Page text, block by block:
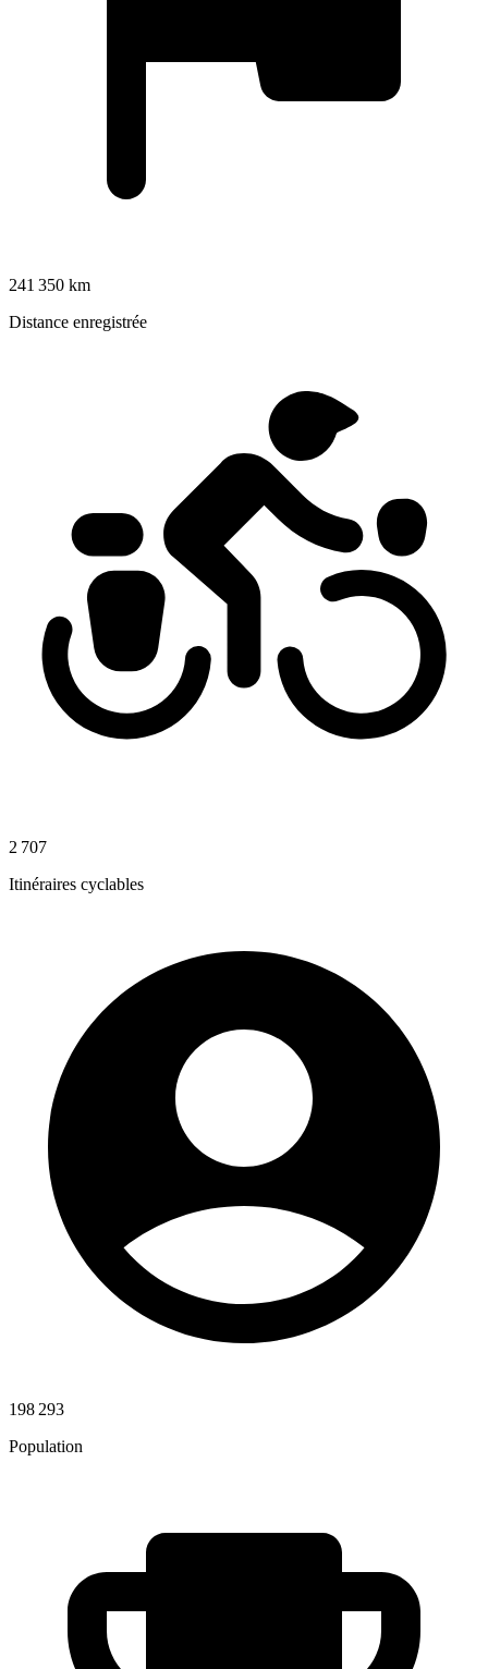
241 350 km
Distance enregistrée
2 707
Itinéraires cyclables
198 293
Population